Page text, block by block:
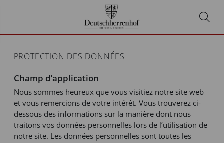
PROTECTION DES DONNÉES
Champ d’application
Nous sommes heureux que vous visitiez notre site web
et vous remercions de votre intérêt. Vous trouverez ci-
dessous des informations sur la manière dont nous
traitons vos données personnelles lors de l’utilisation de
notre site. Les données personnelles sont toutes les